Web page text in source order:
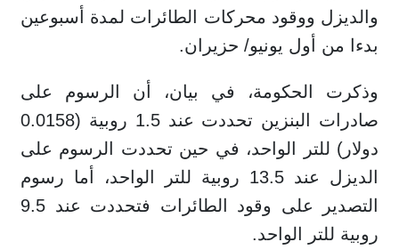
والديزل ووقود محركات الطائرات لمدة أسبوعين
بدءا من أول يونيو/ حزيران.
وذكرت الحكومة، في بيان، أن الرسوم على
صادرات البنزين تحددت عند 1.5 روبية (0.0158
دولار) للتر الواحد، في حين تحددت الرسوم على
الديزل عند 13.5 روبية للتر الواحد، أما رسوم
التصدير على وقود الطائرات فتحددت عند 9.5
روبية للتر الواحد.